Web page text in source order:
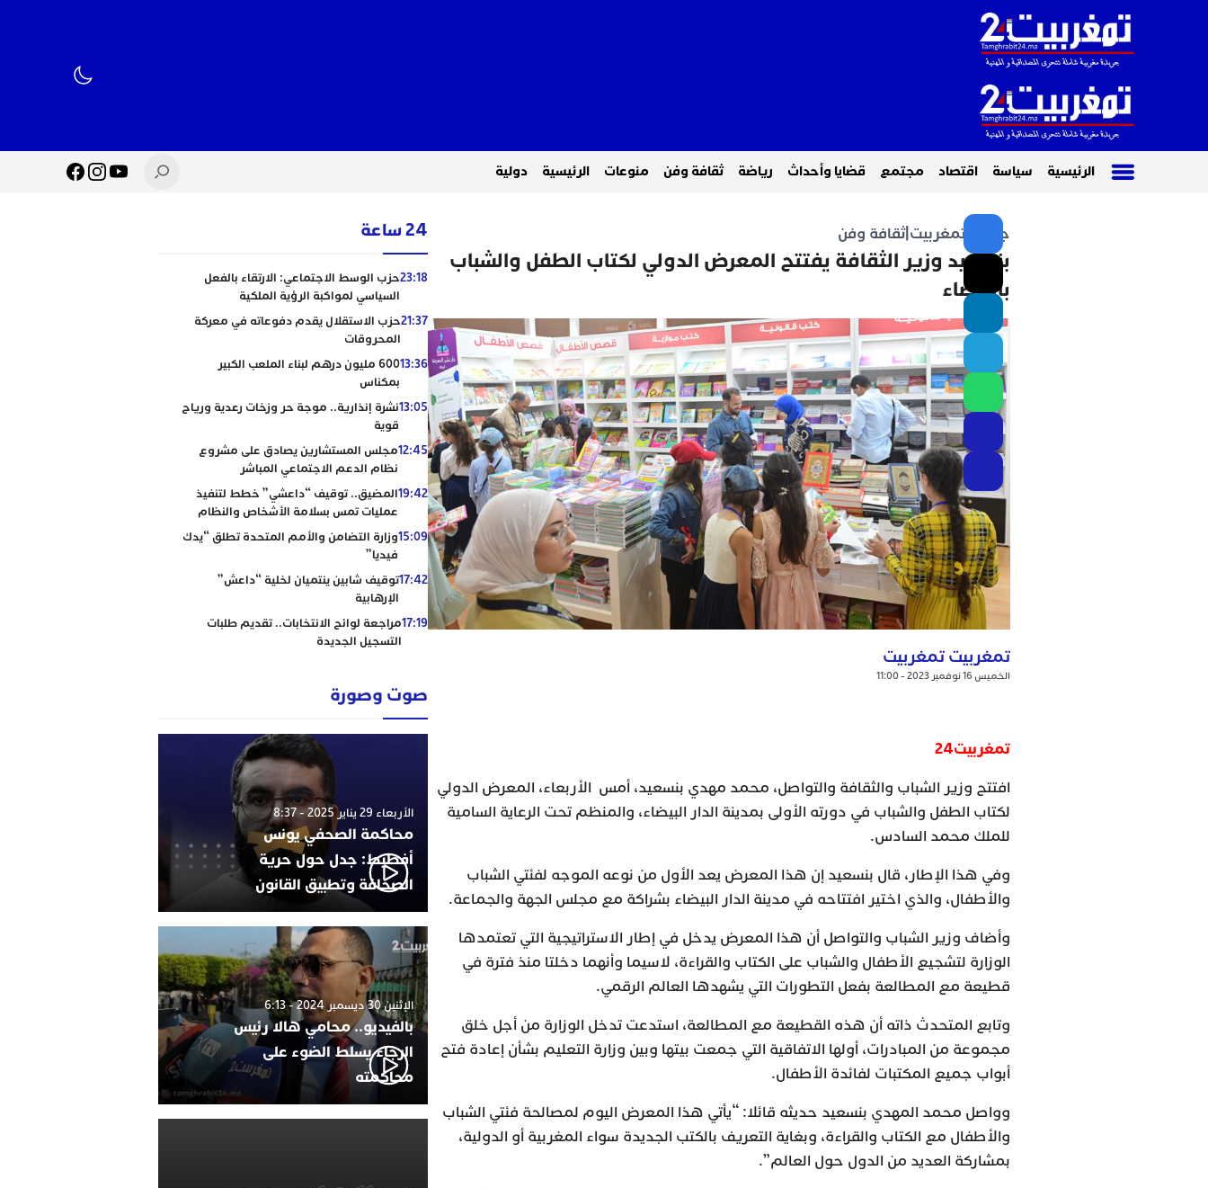
الرئيسية سياسة اقتصاد مجتمع قضايا وأحداث رياضة ثقافة وفن منوعات الرئيسية دولية
جريدة تمغربيت |ثقافة وفن
بنسعيد وزير الثقافة يفتتح المعرض الدولي لكتاب الطفل والشباب
بالبيضاء
تمغربيت تمغربيت
الخميس 16 نوفمبر 2023 - 11:00
تمغربيت24
افتتح وزير الشباب والثقافة والتواصل، محمد مهدي بنسعيد، أمس الأربعاء، المعرض الدولي
لكتاب الطفل والشباب في دورته الأولى بمدينة الدار البيضاء، والمنظم تحت الرعاية السامية
للملك محمد السادس.
وفي هذا الإطار، قال بنسعيد إن هذا المعرض يعد الأول من نوعه الموجه لفئتي الشباب
والأطفال، والذي اختير افتتاحه في مدينة الدار البيضاء بشراكة مع مجلس الجهة والجماعة.
وأضاف وزير الشباب والتواصل أن هذا المعرض يدخل في إطار الاستراتيجية التي تعتمدها
الوزارة لتشجيع الأطفال والشباب على الكتاب والقراءة، لاسيما وأنهما دخلتا منذ فترة في
قطيعة مع المطالعة بفعل التطورات التي يشهدها العالم الرقمي.
وتابع المتحدث ذاته أن هذه القطيعة مع المطالعة، استدعت تدخل الوزارة من أجل خلق
مجموعة من المبادرات، أولها الاتفاقية التي جمعت بيتها وبين وزارة التعليم بشأن إعادة فتح
أبواب جميع المكتبات لفائدة الأطفال.
وواصل محمد المهدي بنسعيد حديثه قائلا: “يأتي هذا المعرض اليوم لمصالحة فئتي الشباب
والأطفال مع الكتاب والقراءة، وبغاية التعريف بالكتب الجديدة سواء المغربية أو الدولية،
بمشاركة العديد من الدول حول العالم”.
24 ساعة
23:18حزب الوسط الاجتماعي: الارتقاء بالفعل
السياسي لمواكبة الرؤية الملكية
21:37حزب الاستقلال يقدم دفوعاته في معركة
المحروقات
13:36
600 مليون درهم لبناء الملعب الكبير
بمكناس
13:05نشرة إنذارية.. موجة حر وزخات رعدية ورياح
قوية
12:45مجلس المستشارين يصادق على مشروع
نظام الدعم الاجتماعي المباشر
19:42المضيق.. توقيف “داعشي” خطط لتنفيذ
عمليات تمس بسلامة الأشخاص والنظام
15:09وزارة التضامن والأمم المتحدة تطلق “يدك
فيديا”
17:42توقيف شابين ينتميان لخلية “داعش”
الإرهابية
17:19مراجعة لوائح الانتخابات.. تقديم طلبات
التسجيل الجديدة
صوت وصورة
الأربعاء 29 يناير 2025 - 8:37
محاكمة الصحفي يونس
أفطيط: جدل حول حرية
الصحافة وتطبيق القانون
الإثنين 30 ديسمبر 2024 - 6:13
بالفيديو.. محامي هالا رئيس
الرجاء يسلط الضوء على
محاكمته